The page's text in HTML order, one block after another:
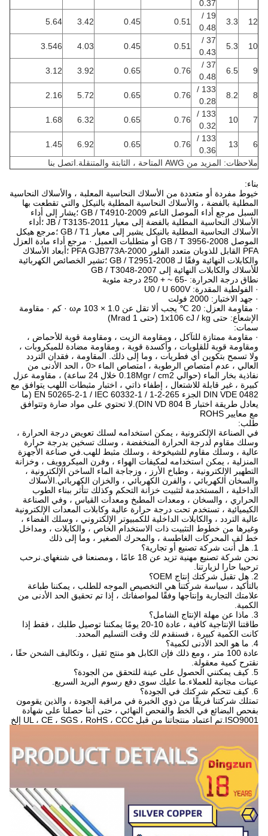
0.37
12
3.3
19 /
0.48
0.51
0.45
3.42
5.64
10
5.3
37 /
0.43
0.51
0.45
4.03
3.546
9
6.5
37 /
0.48
0.76
0.65
3.92
3.12
8
8.2
133 /
0.28
0.76
0.65
5.72
2.16
7
10
133 /
0.32
0.76
0.65
6.32
1.68
6
13
133 /
0.36
0.76
0.65
6.92
1.45
ملاحظات: المزيد من AWG المتاحة ، الثابتة والمتنقلة.اتصل بنا
بناء:
خيوط مفردة أو متعددة من الأسلاك النحاسية المعلبة ، والأسلاك النحاسية
المطلية بالفضة ، والأسلاك النحاسية المطلية بالنيكل والتي تقطعت بها
السبل مرجع أداء الموصل الناعم GB / T4910-2009 ؛يشار إلى أداء
الأسلاك النحاسية المطلية بالفضة إلى معيار JB / T3135-2011 ؛أداء
الأسلاك النحاسية المطلية بالنيكل يشير إلى معيار GB / T1 ؛مرجع هيكل
الموصل GB / T 3956-2008 أو متطلبات العميل · مرجع أداء مادة العزل
PFA القابل للذوبان متعدد الفلور PFA GJB773A-2000 ؛أبعاد الأسلاك
والكابلات النهائية وفقًا لـ GB / T2951-2008 ؛تشير الخصائص الكهربائية
للأسلاك والكابلات النهائية إلى GB / T3048-2007
نطاق درجة الحرارة: -65 ~ + 250 درجة مئوية
· الفولطية المقدرة: U0 / U 600V
· جهد الاختبار: 2000 فولت
· مقاومة العزل: 20 ℃ يجب ألا تقل عن 1.0 × 103 مω · كم · مقاومة
الإشعاع: حتى 1x106 cJ / kg (حتى 1 Mrad)
سمات:
· مقاومة ممتازة للتآكل ، ومقاومة الزيت ، ومقاومة قوية للأحماض ،
ومقاومة قوية للقلويات ، وأكسدة قوية ، ومقاومة مضادة للميكروبات ،
ولا تسمح بتكوين أي فطريات ، وما إلى ذلك. المقاومة ، فقدان التردد
العالي ، عدم امتصاص الرطوبة ، امتصاص الماء <0 ، الحد الأدنى من
نفاذية بخار الماء (حوالي 0.18Mgr / cm2 خلال 24 ساعة) ، مقاومة عزل
كبيرة ، غير قابلة للاشتعال ، إطفاء ذاتي ، اختبار مثبطات اللهب يتوافق مع
DIN VDE 0482 الجزء 265-2-1 / EN 50265-2-1 / IEC 60332-1 (ما
يعادل طريقة اختبار DIN VD 804 B).لا تحتوي على مواد ضارة وتتوافق
مع معايير ROHS
طلب:
في الصناعة الإلكترونية ، يمكن استخدامه لسلك تعويض درجة الحرارة ،
وسلك مقاوم لدرجة الحرارة المنخفضة ، وسلك تسخين بدرجة حرارة
عالية ، وسلك مقاوم للشيخوخة ، وسلك مثبط للهب.في صناعة الأجهزة
المنزلية ، يمكن استخدامه لمكيفات الهواء ، وفرن الميكروويف ، وخزانة
التطهير الإلكترونية ، وطباخ الأرز ، وزجاجة الماء الساخن الإلكترونية ،
والسخان الكهربائي ، والفرن الكهربائي ، والخزان الكهربائي.الأسلاك
الداخلية ، المستخدمة لتثبيت خزانة التحكم وكذلك تتأثر ببناء الطوب
الحراري ، والسخان ، ومعدات المطبخ ومعدات القياس ، وفي الصناعة
الكيميائية ، تستخدم تحت درجة حرارة عالية وكابلات المعدات الإلكترونية
عالية التردد ، والكابلات الداخلية للكمبيوتر الإلكتروني ، وسلك الفضاء ،
وغيرها من خطوط التثبيت ذات الاستخدام الخاص ، والكابلات ، ومداخل
خط لف المحركات الغاطسة ، والمحرك الصغير ، وما إلى ذلك
1. هل أنت شركة تصنيع أو تجارية؟
نحن شركة تصنيع مهنية تزيد عن 18 عامًا ، ومصنعنا في شنغهاي.نرحب
ترحيبا حارا لزيارتنا.
2. هل تقبل شركتك إنتاج OEM؟
بالتأكيد ، سياسة شركتنا هي التخصيص الموجه للطلب ، يمكننا طباعة
علامتك التجارية وإنتاجها وفقًا لمواصفاتك ، إذا تم تحقيق الحد الأدنى من
الكمية.
3. ماذا عن مهلة الإنتاج الشامل؟
طاقتنا الإنتاجية كافية ، عادة 10-20 يومًا يمكننا توصيل طلبك ، فقط إذا
كانت الكمية كبيرة ، فسنقدم لك وقت التسليم المحدد.
4. ما هو الحد الأدنى لكمية؟
عادة 100 متر ، ومع ذلك فإن الكابل هو منتج ثقيل ، وتكاليف الشحن حقًا ،
نقترح كمية معقولة.
5. كيف يمكنني الحصول على عينة للتحقق من الجودة؟
عينات مجانية للعملاء.ما عليك سوى دفع رسوم البريد السريع.
6. كيف تتحكم شركتك في الجودة؟
تمتلك شركتنا فريقًا من ذوي الخبرة في مراقبة الجودة ، والذين يقومون
بفحص البضائع في الخط والفحص النهائي ، حتى أننا حصلنا على شهادة
ISO9001.تم اعتماد منتجاتنا من قبل UL ، CE ، SGS ، RoHS ، CCC إلخ